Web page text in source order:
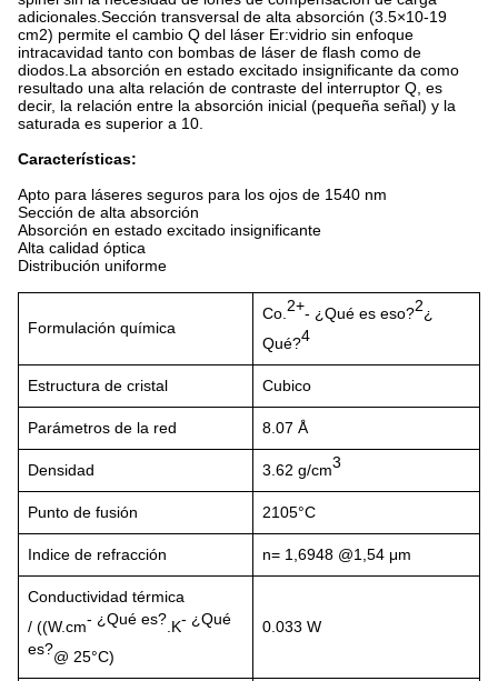
adicionales.Sección transversal de alta absorción (3.5×10-19
cm2) permite el cambio Q del láser Er:vidrio sin enfoque
intracavidad tanto con bombas de láser de flash como de
diodos.La absorción en estado excitado insignificante da como
resultado una alta relación de contraste del interruptor Q, es
decir, la relación entre la absorción inicial (pequeña señal) y la
saturada es superior a 10.
Características:
Apto para láseres seguros para los ojos de 1540 nm
Sección de alta absorción
Absorción en estado excitado insignificante
Alta calidad óptica
Distribución uniforme
Formulación química
Co. 2+- ¿Qué es eso?2¿
Qué?4
Estructura de cristal Cubico
Parámetros de la red 8.07 Å
Densidad 3.62 g/cm3
Punto de fusión 2105°C
Indice de refracción n= 1,6948 @1,54 μm
Conductividad térmica
/ ((W.cm- ¿Qué es? .K- ¿Qué
es?@ 25°C)
0.033 W